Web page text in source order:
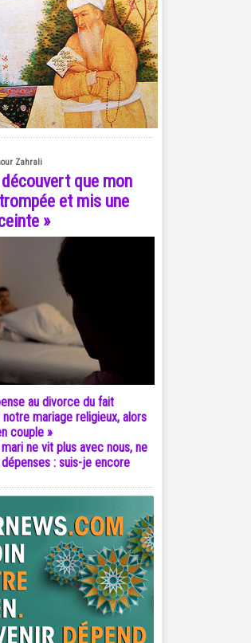
Zahrali
découvert que mon
et mis une
»
au divorce du fait
notre mariage religieux, alors
couple »
ne vit plus avec nous, ne
: suis-je encore